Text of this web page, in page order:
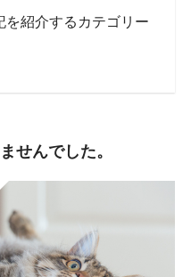
を紹介するカテゴリー
せんでした。